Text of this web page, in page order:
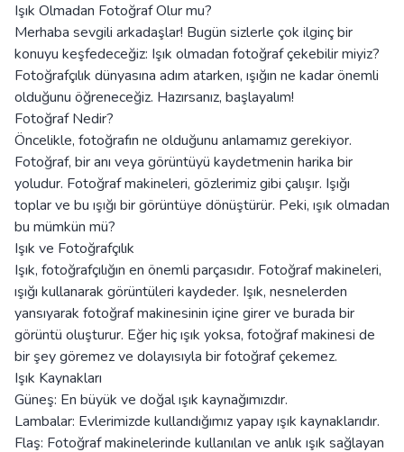
Işık Olmadan Fotoğraf Olur mu?
Merhaba sevgili arkadaşlar! Bugün sizlerle çok ilginç bir
konuyu keşfedeceğiz: Işık olmadan fotoğraf çekebilir miyiz?
Fotoğrafçılık dünyasına adım atarken, ışığın ne kadar önemli
olduğunu öğreneceğiz. Hazırsanız, başlayalım!
Fotoğraf Nedir?
Öncelikle, fotoğrafın ne olduğunu anlamamız gerekiyor.
Fotoğraf, bir anı veya görüntüyü kaydetmenin harika bir
yoludur. Fotoğraf makineleri, gözlerimiz gibi çalışır. Işığı
toplar ve bu ışığı bir görüntüye dönüştürür. Peki, ışık olmadan
bu mümkün mü?
Işık ve Fotoğrafçılık
Işık, fotoğrafçılığın en önemli parçasıdır. Fotoğraf makineleri,
ışığı kullanarak görüntüleri kaydeder. Işık, nesnelerden
yansıyarak fotoğraf makinesinin içine girer ve burada bir
görüntü oluşturur. Eğer hiç ışık yoksa, fotoğraf makinesi de
bir şey göremez ve dolayısıyla bir fotoğraf çekemez.
Işık Kaynakları
Güneş: En büyük ve doğal ışık kaynağımızdır.
Lambalar: Evlerimizde kullandığımız yapay ışık kaynaklarıdır.
Flaş: Fotoğraf makinelerinde kullanılan ve anlık ışık sağlayan